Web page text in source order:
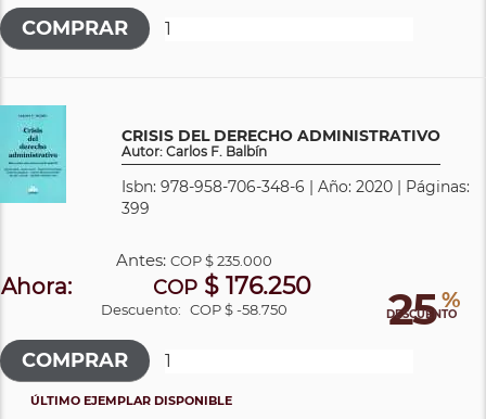
CRISIS DEL DERECHO ADMINISTRATIVO
Autor: Carlos F. Balbín
Isbn: 978-958-706-348-6 | Año: 2020 | Páginas:
399
25 %
DESCUENTO
Antes:COP$ 235.000
Ahora: COP $ 176.250
Descuento: COP $ -58.750
ÚLTIMO EJEMPLAR DISPONIBLE